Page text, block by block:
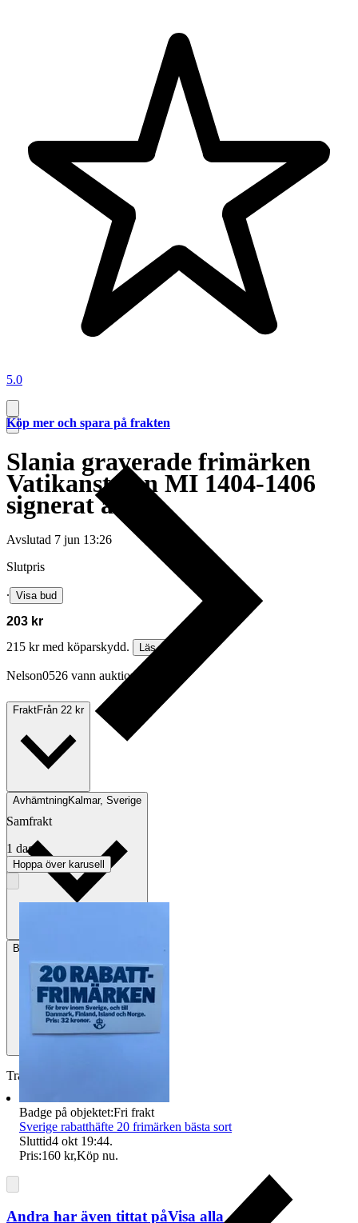
5.0
Slania graverade frimärken
Vatikanstaten MI 1404-1406
signerat ark
Avslutad 7 jun 13:26
Slutpris
∙ Visa bud
203 kr
215 kr med köparskydd.
Läs mer
Nelson0526 vann auktionen
FraktFrån 22 kr
AvhämtningKalmar, Sverige
Betalning
Traderas köparskydd
Köp mer och spara på frakten
Samfrakt
1 dag
Hoppa över karusell
Badge på objektet:Fri frakt
Sverige rabatthäfte 20 frimärken bästa sort
Sluttid4 okt 19:44.
Pris:160 kr,Köp nu.
Andra har även tittat påVisa alla